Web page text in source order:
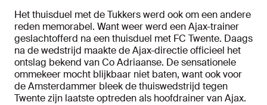
Het thuisduel met de Tukkers werd ook om een andere
reden memorabel. Want weer werd een Ajax-trainer
geslachtofferd na een thuisduel met FC Twente. Daags
na de wedstrijd maakte de Ajax-directie officieel het
ontslag bekend van Co Adriaanse. De sensationele
ommekeer mocht blijkbaar niet baten, want ook voor
de Amsterdammer bleek de thuiswedstrijd tegen
Twente zijn laatste optreden als hoofdrainer van Ajax.